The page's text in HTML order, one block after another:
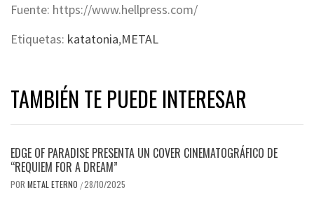
Fuente: https://www.hellpress.com/
Etiquetas: katatonia,METAL
TAMBIÉN TE PUEDE INTERESAR
EDGE OF PARADISE PRESENTA UN COVER CINEMATOGRÁFICO DE
“REQUIEM FOR A DREAM”
POR METAL ETERNO /28/10/2025